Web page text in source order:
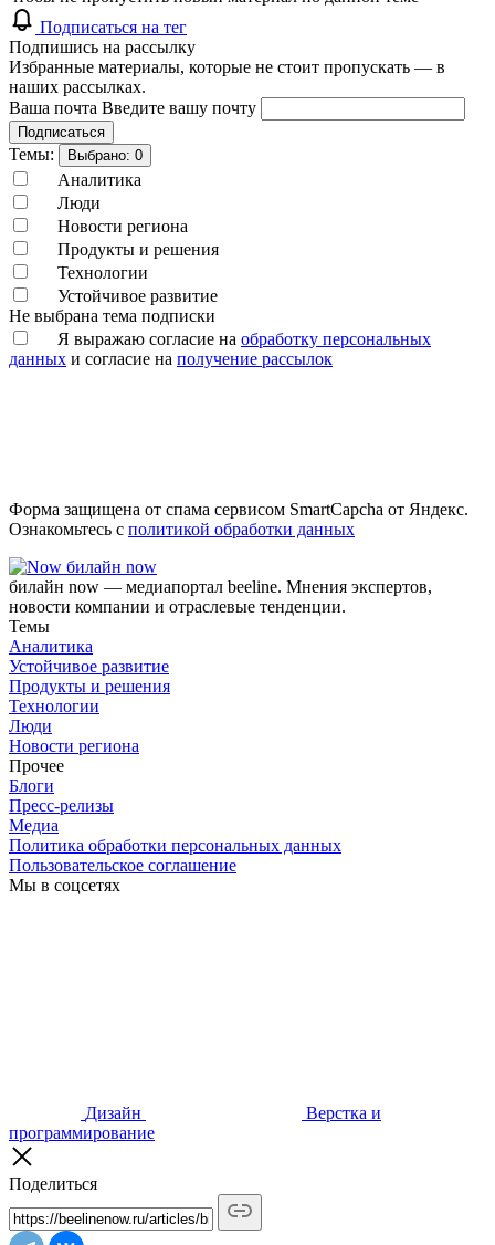
Подписаться на тег
Подпишись на рассылку
Избранные материалы, которые не стоит пропускать — в
наших рассылках.
Ваша почта Введите вашу почту
Подписаться
Темы: Выбрано: 0
Аналитика
Люди
Новости региона
Продукты и решения
Технологии
Устойчивое развитие
Не выбрана тема подписки
Я выражаю согласие на обработку персональных
данных и согласие на получение рассылок
Форма защищена от спама сервисом SmartCapcha от Яндекс.
Ознакомьтесь с политикой обработки данных
билайн now
билайн now — медиапортал beeline. Мнения экспертов,
новости компании и отраслевые тенденции.
Темы
Аналитика
Устойчивое развитие
Продукты и решения
Технологии
Люди
Новости региона
Прочее
Блоги
Пресс-релизы
Медиа
Политика обработки персональных данных
Пользовательское соглашение
Мы в соцсетях
Дизайн
Верстка и
программирование
Поделиться